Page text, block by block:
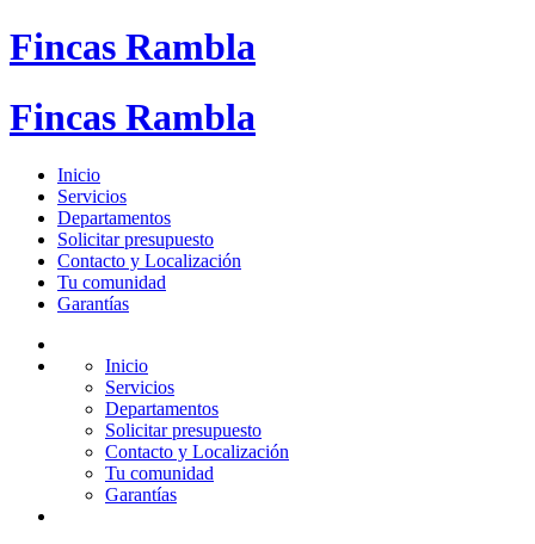
Fincas Rambla
Fincas Rambla
Inicio
Servicios
Departamentos
Solicitar presupuesto
Contacto y Localización
Tu comunidad
Garantías
Inicio
Servicios
Departamentos
Solicitar presupuesto
Contacto y Localización
Tu comunidad
Garantías